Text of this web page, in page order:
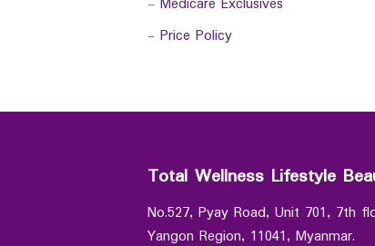
- Price Policy
Total Wellness Lifestyle
No.527, Pyay Road, Unit 701, 7th
Yangon Region, 11041, Myanmar.